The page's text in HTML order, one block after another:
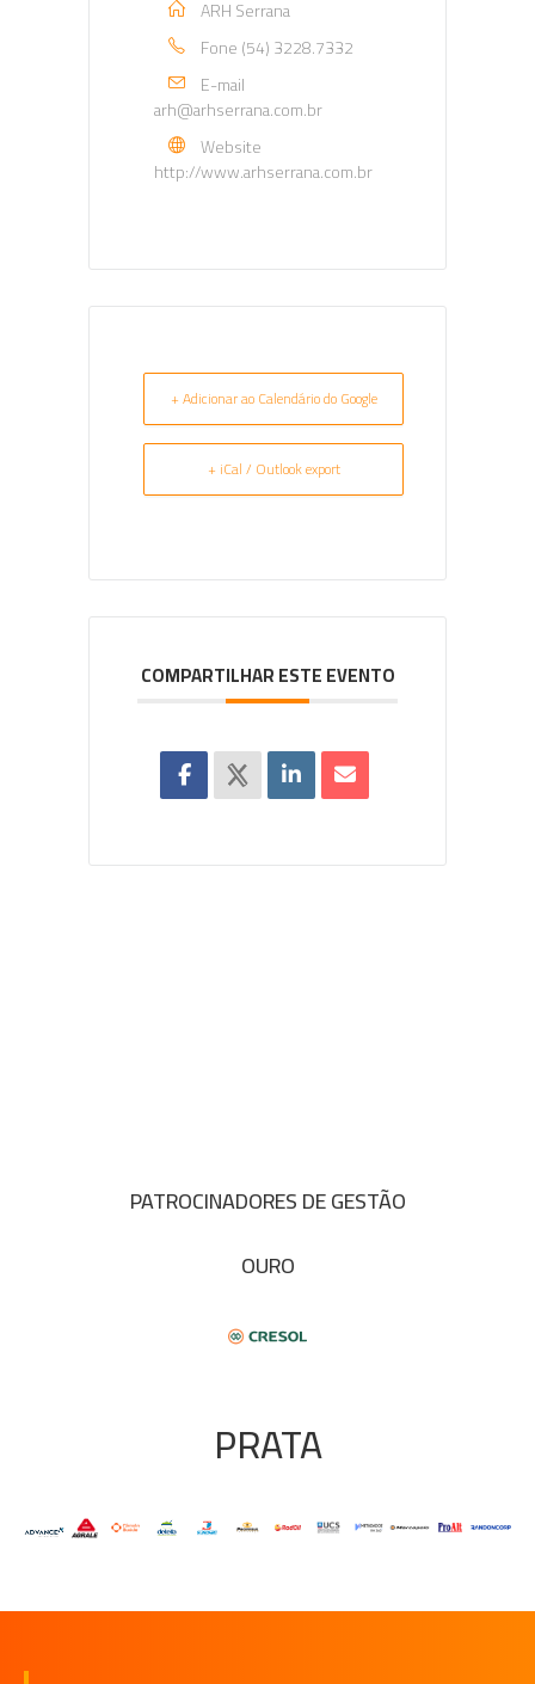
ARH Serrana
Fone(54) 3228.7332
E-mail
arh@arhserrana.com.br
Website
http://www.arhserrana.com.br
+ Adicionar ao Calendário do Google
+ iCal / Outlook export
COMPARTILHAR ESTE EVENTO
PATROCINADORES DE GESTÃO
OURO
PRATA